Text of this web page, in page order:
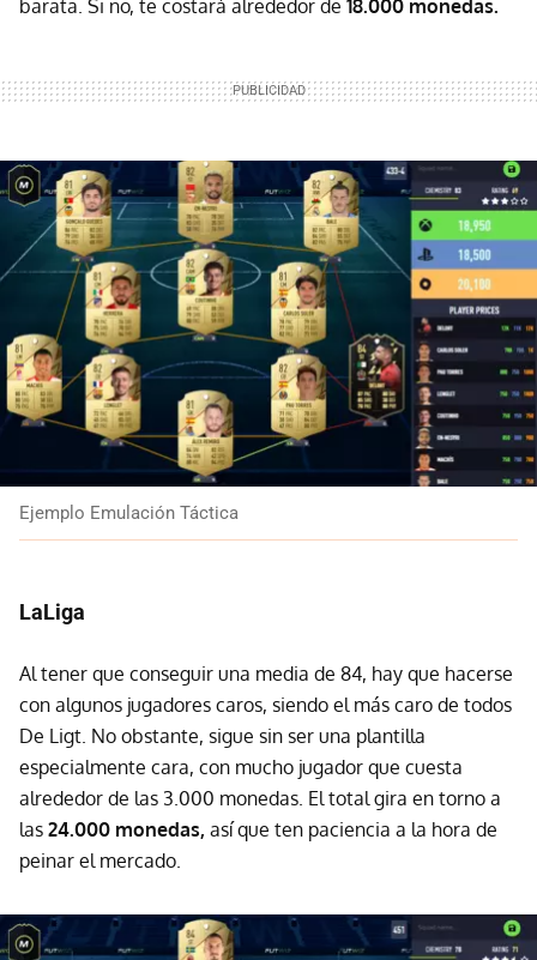
barata. Si no, te costará alrededor de 18.000 monedas.
Ejemplo Emulación Táctica
LaLiga
Al tener que conseguir una media de 84, hay que hacerse
con algunos jugadores caros, siendo el más caro de todos
De Ligt. No obstante, sigue sin ser una plantilla
especialmente cara, con mucho jugador que cuesta
alrededor de las 3.000 monedas. El total gira en torno a
las 24.000 monedas, así que ten paciencia a la hora de
peinar el mercado.